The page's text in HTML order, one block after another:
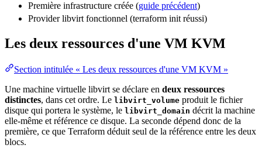
Première infrastructure créée (guide précédent)
Provider libvirt fonctionnel (terraform init réussi)
Les deux ressources d'une VM KVM
Section intitulée « Les deux ressources d'une VM KVM »
Une machine virtuelle libvirt se déclare en deux ressources
distinctes, dans cet ordre. Le libvirt_volume produit le fichier
disque qui portera le système, le libvirt_domain décrit la machine
elle-même et référence ce disque. La seconde dépend donc de la
première, ce que Terraform déduit seul de la référence entre les deux
blocs.